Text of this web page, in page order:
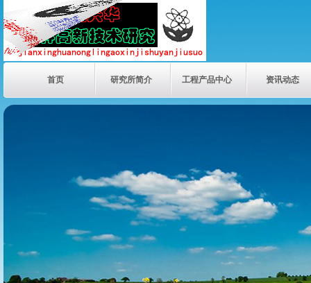
首页 研究所简介 工程产品中心 资讯动态